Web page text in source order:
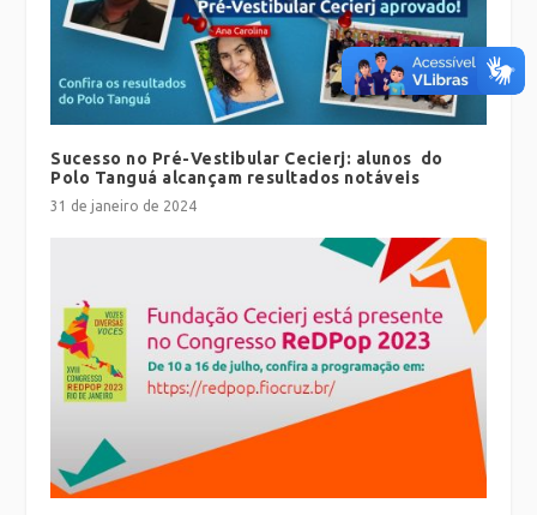
Sucesso no Pré-Vestibular Cecierj: alunos do
Polo Tanguá alcançam resultados notáveis
31 de janeiro de 2024